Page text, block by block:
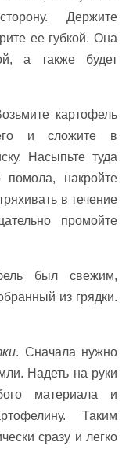
Держите
ее губкой. Она
а также будет
картофель
и сложите в
Насыпьте туда
помола, накройте
в течение
промойте
был свежим,
из грядки.
. Сначала нужно
Надеть на руки
материала и
Таким
сразу и легко